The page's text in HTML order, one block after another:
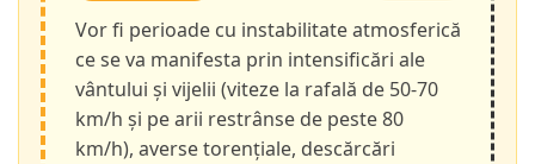
Vor fi perioade cu instabilitate atmosferică
ce se va manifesta prin intensificări ale
vântului și vijelii (viteze la rafală de 50-70
km/h și pe arii restrânse de peste 80
km/h), averse torențiale, descărcări